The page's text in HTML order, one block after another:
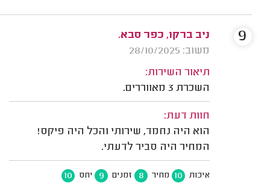
ניב ברקו, כפר סבא.
משוב: 28/10/2025
תיאור השירות:
השכרת 3 מאווררים.
חוות דעת:
הוא היה נחמד, שירותי והכל היה פיקס!
המחיר היה סביר לדעתי.
איכות 10 מחיר 8 זמנים 9 יחס 10
9